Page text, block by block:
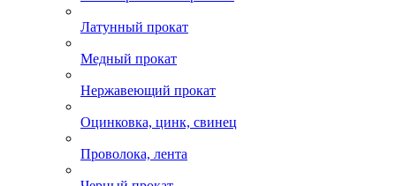
Латунный прокат
Медный прокат
Нержавеющий прокат
Оцинковка, цинк, свинец
Проволока, лента